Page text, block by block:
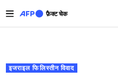
फ़ैक्ट चेक
प्राथमिक टैब्स
इजराइल फिलिस्तीन विवाद